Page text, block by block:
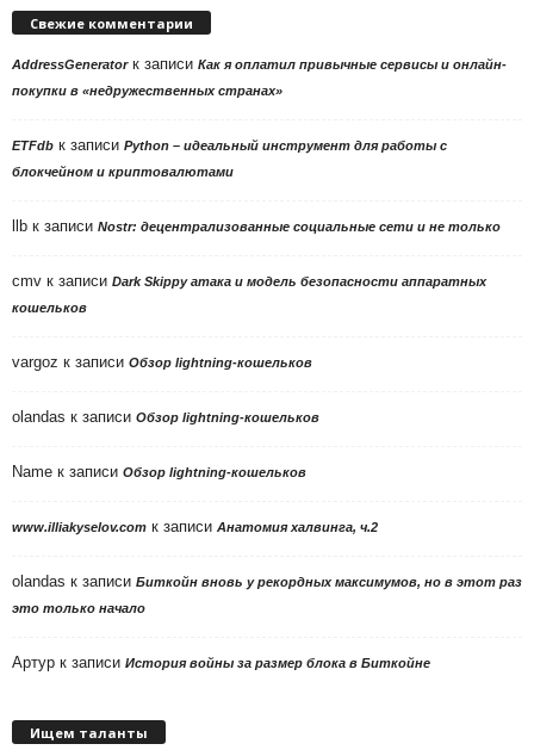
Свежие комментарии
AddressGeneratorк записи Как я оплатил привычные сервисы и онлайн-
покупки в «недружественных странах»
ETFdb к записи Python – идеальный инструмент для работы с
блокчейном и криптовалютами
llb к записи Nostr: децентрализованные социальные сети и не только
cmv к записи Dark Skippy атака и модель безопасности аппаратных
кошельков
vargoz к записи Обзор lightning-кошельков
olandas к записи Обзор lightning-кошельков
Name к записи Обзор lightning-кошельков
www.illiakyselov.com к записи Анатомия халвинга, ч.2
olandas к записи Биткойн вновь у рекордных максимумов, но в этот раз
это только начало
Артур к записи История войны за размер блока в Биткойне
Ищем таланты